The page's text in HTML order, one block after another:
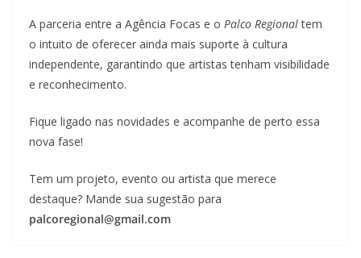
A parceria entre a Agência Focas e o Palco Regionaltem
o intuito de oferecer ainda mais suporte à cultura
independente, garantindo que artistas tenham visibilidade
e reconhecimento.
Fique ligado nas novidades e acompanhe de perto essa
nova fase!
Tem um projeto, evento ou artista que merece
destaque? Mande sua sugestão para
palcoregional@gmail.com